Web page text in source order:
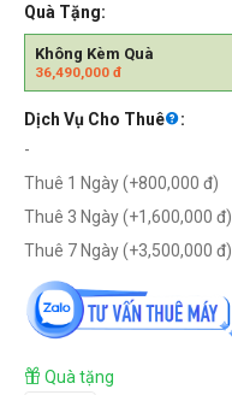
Quà Tặng:
Không Kèm Quà
36,490,000 đ
Dịch Vụ Cho Thuê
:
-
Thuê 1 Ngày (+800,000 đ)
Thuê 3 Ngày (+1,600,000 đ)
Thuê 7 Ngày (+3,500,000 đ)
Quà tặng